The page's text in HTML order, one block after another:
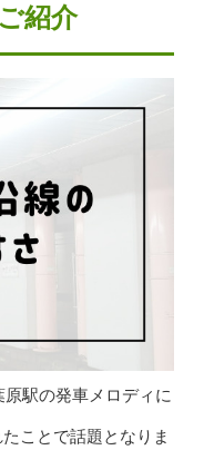
紹介
駅の発車メロディに
ことで話題となりま